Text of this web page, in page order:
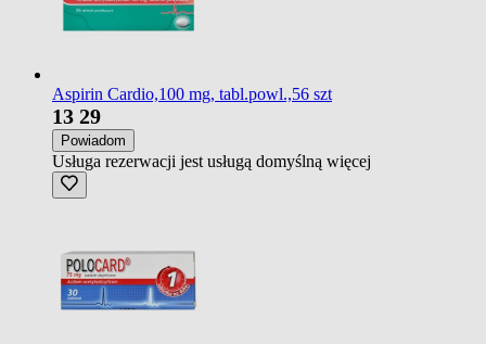
Aspirin Cardio,100 mg, tabl.powl.,56 szt
13 29
Powiadom
Usługa rezerwacji jest usługą domyślną więcej